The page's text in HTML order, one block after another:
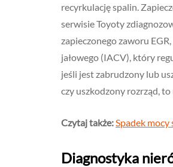
recyrkulację spalin.
serwisie Toyoty
zapieczonego zaworu
jałowego (IACV), który
jeśli jest zabrudzony lub
czy uszkodzony rozrząd, to
Czytaj także: Spadek
Diagnostyka